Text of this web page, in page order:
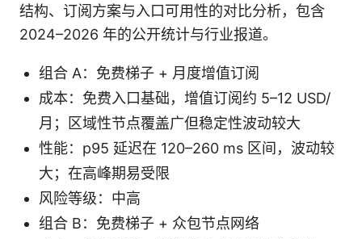
结构、订阅方案与入口可用性的对比分析，包含
2024–2026 年的公开统计与行业报道。
组合 A：免费梯子 + 月度增值订阅
成本：免费入口基础，增值订阅约 5–12 USD/
月；区域性节点覆盖广但稳定性波动较大
性能：p95 延迟在 120–260 ms 区间，波动较
大；在高峰期易受限
风险等级：中高
组合 B：免费梯子 + 众包节点网络